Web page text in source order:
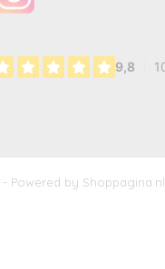
Powered by Shoppagina.nl